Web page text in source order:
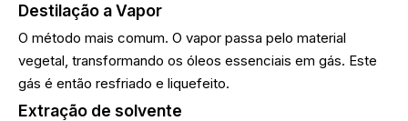
Destilação a Vapor
O método mais comum. O vapor passa pelo material
vegetal, transformando os óleos essenciais em gás. Este
gás é então resfriado e liquefeito.
Extração de solvente